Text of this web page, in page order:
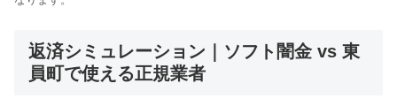
返済シミュレーション｜ソフト闇金 vs 東
員町で使える正規業者